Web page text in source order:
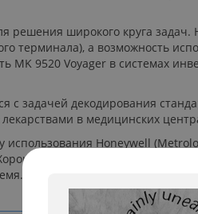
решения широкого круга
терминала), а возможность
MK 9520 Voyager в системах
с задачей декодирования
в медицинских
использования Honeywell
эргономичность